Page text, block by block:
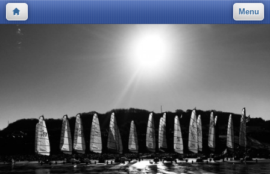
Menu